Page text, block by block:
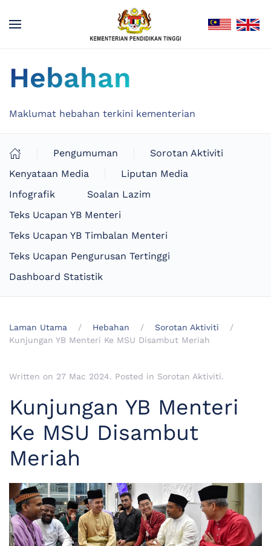
Hebahan
Maklumat hebahan terkini kementerian
Pengumuman
Sorotan Aktiviti
Kenyataan Media
Liputan Media
Infografik
Soalan Lazim
Teks Ucapan YB Menteri
Teks Ucapan YB Timbalan Menteri
Teks Ucapan Pengurusan Tertinggi
Dashboard Statistik
Laman Utama Hebahan
Sorotan Aktiviti
Kunjungan YB Menteri Ke MSU Disambut Meriah
Written on 27 Mac 2024. Posted in Sorotan Aktiviti.
Kunjungan YB Menteri
Ke MSU Disambut
Meriah